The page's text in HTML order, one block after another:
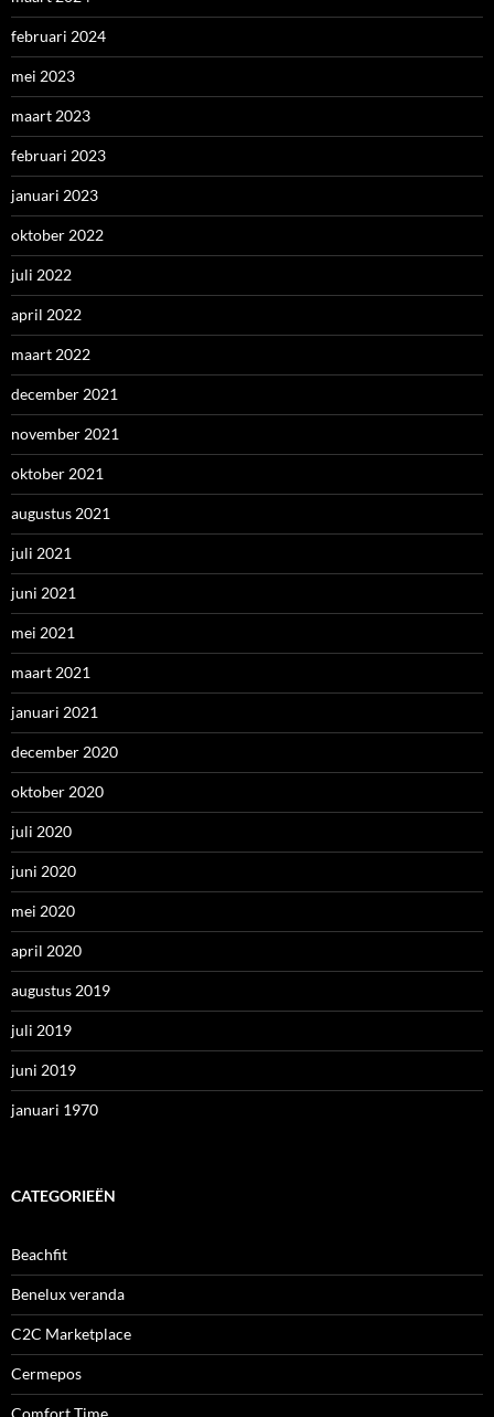
februari 2024
mei 2023
maart 2023
februari 2023
januari 2023
oktober 2022
juli 2022
april 2022
maart 2022
december 2021
november 2021
oktober 2021
augustus 2021
juli 2021
juni 2021
mei 2021
maart 2021
januari 2021
december 2020
oktober 2020
juli 2020
juni 2020
mei 2020
april 2020
augustus 2019
juli 2019
juni 2019
januari 1970
CATEGORIEËN
Beachfit
Benelux veranda
C2C Marketplace
Cermepos
Comfort Time